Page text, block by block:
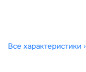
Все характеристики ›